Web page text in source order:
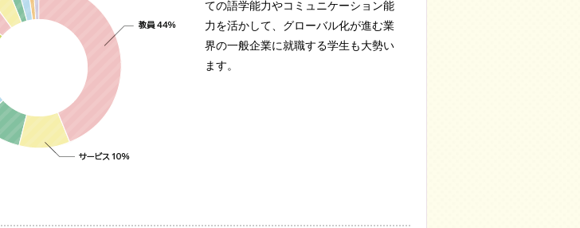
ての語学能力やコミュニケーション能
力を活かして、グローバル化が進む業
界の一般企業に就職する学生も大勢い
ます。